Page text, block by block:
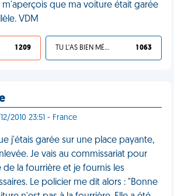
que ma voiture était garée
VDM
1 209 TU L'AS BIEN MÉRITÉ 1 063
2010 23:51 - France
j'étais garée sur une place payante,
Je vais au commissariat pour
de la fourrière et je fournis les
Le policier me dit alors : "Bonne